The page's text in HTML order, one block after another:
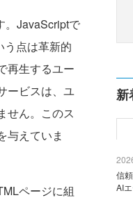
。JavaScriptで
う点は革新的
再生するユー
ービスは、ユ
せん。このス
与えていま
ページに組
新
信
AI